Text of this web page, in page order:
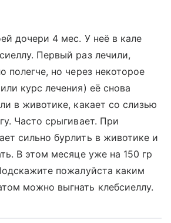
дочери 4 мес. У неё в кале
Первый раз лечили,
полегче, но через некоторое
курс лечения) её снова
в животике, какает со слизью
Часто срыгивает. При
сильно бурлить в животике и
В этом месяце уже на 150 гр
пожалуйста каким
можно выгнать клебсиеллу.